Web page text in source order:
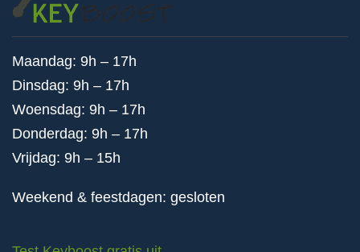
Maandag: 9h – 17h
Dinsdag: 9h – 17h
Woensdag: 9h – 17h
Donderdag: 9h – 17h
Vrijdag: 9h – 15h
Weekend & feestdagen: gesloten